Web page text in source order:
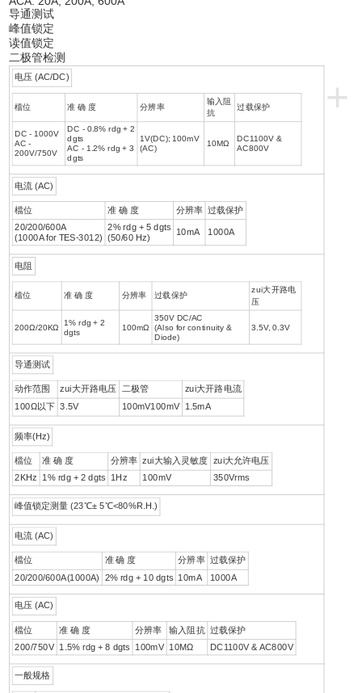
导通测试
峰值锁定
读值锁定
二极管检测
+
电压 (AC/DC)
檔位 准 确 度 分辨率
输入阻
抗
过载保护
DC - 1000V
AC -
200V/750V
DC - 0.8% rdg + 2
dgts
AC - 1.2% rdg + 3
dgts
1V(DC); 100mV
(AC) 10MΩ DC1100V &
AC800V
电流 (AC)
檔位 准 确 度 分辨率 过载保护
20/200/600A
(1000A for TES-3012)
2% rdg + 5 dgts
(50/60 Hz) 10mA 1000A
电阻
檔位 准 确 度 分辨率 过载保护
zui大开路电
压
200Ω/20KΩ
1% rdg + 2
dgts
100mΩ
350V DC/AC
(Also for continuity &
Diode)
3.5V, 0.3V
导通测试
动作范围 zui大开路电压 二极管
zui大开路电流
100Ω以下 3.5V 100mV100mV 1.5mA
频率(Hz)
檔位 准 确 度 分辨率 zui大输入灵敏度 zui大允许电压
2KHz 1% rdg + 2 dgts 1Hz 100mV 350Vrms
峰值锁定测量 (23℃± 5℃<80%R.H.)
电流 (AC)
檔位 准 确 度 分辨率 过载保护
20/200/600A(1000A)
2% rdg + 10 dgts 10mA 1000A
电压 (AC)
檔位 准 确 度 分辨率 输入阻抗 过载保护
200/750V 1.5% rdg + 8 dgts 100mV 10MΩ DC1100V & AC800V
一般规格